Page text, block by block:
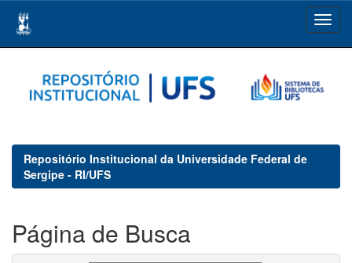
navigation
Repositório Institucional da Universidade Federal de
Sergipe - RI/UFS
Página de Busca